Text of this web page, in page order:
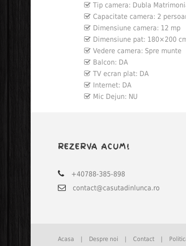
Tip camera: Dubla
Capacitate camera: 2
Dimensiune camera: 12 mp
Dimensiune pat: 180×200
Vedere camera: Spre munte
Balcon: DA
TV ecran plat: DA
Internet: DA
Mic Dejun: NU
REZERVA ACUM!
+40788-385-898
contact@casutadinlunca.ro
Acasa Despre noi Contact